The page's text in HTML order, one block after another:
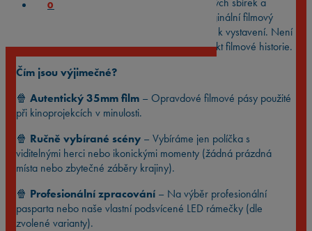
0
archivů — a dáváme jim nový život. Každý originální filmový
pásek je ručně vybraný a pečlivě zarámovaný k vystavení. Není
to jen sběratelský kousek. Je to skutečný artefakt filmové historie.
Čím jsou výjimečné?
🍿 Autentický 35mm film – Opravdové filmové pásy použité
při kinoprojekcích v minulosti.
🍿 Ručně vybírané scény – Vybíráme jen políčka s
viditelnými herci nebo ikonickými momenty (žádná prázdná
místa nebo zbytečné záběry krajiny).
🍿 Profesionální zpracování – Na výběr profesionální
pasparta nebo naše vlastní podsvícené LED rámečky (dle
zvolené varianty).